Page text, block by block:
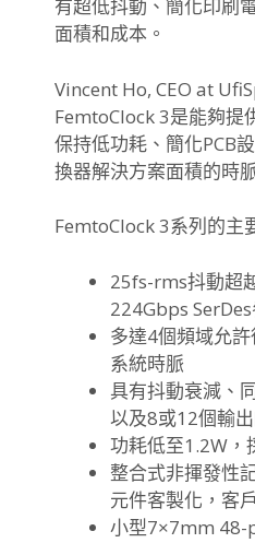
有超低抖動、簡化印刷
面積和成本。
Vincent Ho, CEO at
FemtoClock 3是能夠提
保持低功耗、簡化PCB
換器解決方案面積的時
FemtoClock 3系列的主
25fs-rms抖動超
224Gbps
多達4個頻域允
系統時脈
具有抖動衰減、
以及8或12個輸
功耗低至1.2W，
整合式非揮發性
元件客製化，客
小型7×7mm 48-